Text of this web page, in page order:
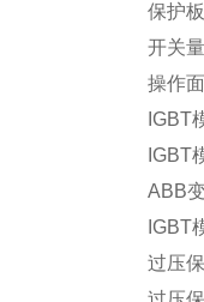
保护
开关
操作
IGBT
IGBT
ABB
IGBT
过压